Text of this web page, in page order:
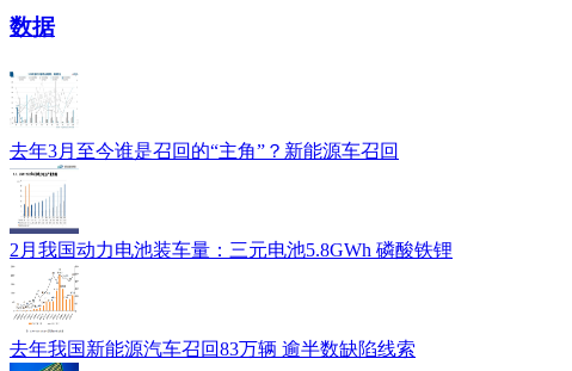
数据
去年3月至今谁是召回的“主角”？新能源车召回
2月我国动力电池装车量：三元电池5.8GWh 磷酸铁锂
去年我国新能源汽车召回83万辆 逾半数缺陷线索